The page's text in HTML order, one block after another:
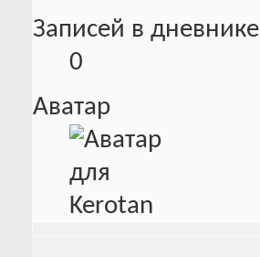
Записей в дневнике
0
Аватар